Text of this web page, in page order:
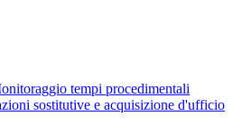
tempi procedimentali
sostitutive e acquisizione d'ufficio